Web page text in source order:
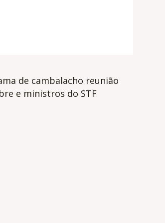
de cambalacho reunião
e ministros do STF